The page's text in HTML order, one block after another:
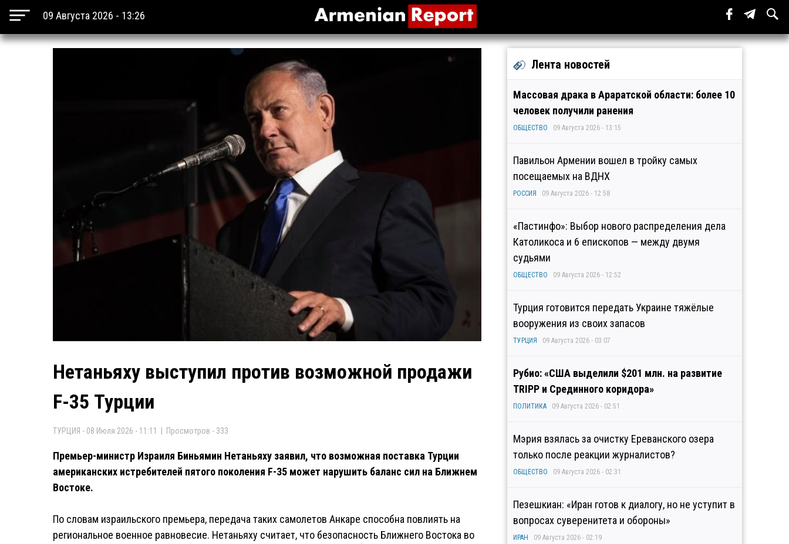
09 Августа 2026 - 13:26
Нетаньяху выступил против возможной продажи
F-35 Турции
ТУРЦИЯ - 08 Июля 2026 - 11:11 | Просмотров - 333
Премьер-министр Израиля Биньямин Нетаньяху заявил, что возможная поставка Турции
американских истребителей пятого поколения F-35 может нарушить баланс сил на Ближнем
Востоке.
По словам израильского премьера, передача таких самолетов Анкаре способна повлиять на
региональное военное равновесие. Нетаньяху считает, что безопасность Ближнего Востока во
Лента новостей
Массовая драка в Араратской области: более 10
человек получили ранения
ОБЩЕСТВО 09 Августа 2026 - 13:15
Павильон Армении вошел в тройку самых
посещаемых на ВДНХ
РОССИЯ 09 Августа 2026 - 12:58
«Пастинфо»: Выбор нового распределения дела
Католикоса и 6 епископов — между двумя
судьями
ОБЩЕСТВО 09 Августа 2026 - 12:52
Турция готовится передать Украине тяжёлые
вооружения из своих запасов
ТУРЦИЯ 09 Августа 2026 - 03:07
Рубио: «США выделили $201 млн. на развитие
TRIPP и Срединного коридора»
ПОЛИТИКА 09 Августа 2026 - 02:51
Мэрия взялась за очистку Ереванского озера
только после реакции журналистов?
ОБЩЕСТВО 09 Августа 2026 - 02:31
Пезешкиан: «Иран готов к диалогу, но не уступит в
вопросах суверенитета и обороны»
ИРАН 09 Августа 2026 - 02:19